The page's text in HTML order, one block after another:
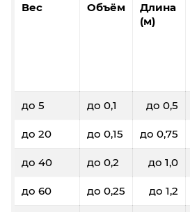
Вес Объём
Длина
(м)
до 5 до 0,1 до 0,5
до 20 до 0,15 до 0,75
до 40 до 0,2 до 1,0
до 60 до 0,25 до 1,2